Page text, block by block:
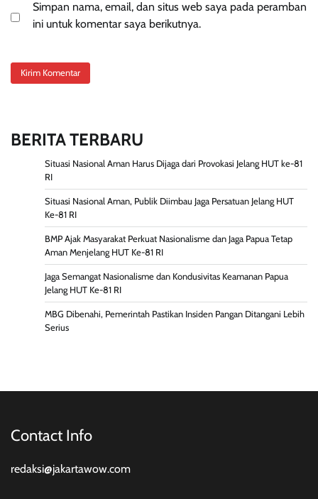
Simpan nama, email, dan situs web saya pada peramban
ini untuk komentar saya berikutnya.
BERITA TERBARU
Situasi Nasional Aman Harus Dijaga dari Provokasi Jelang HUT ke-81
RI
Situasi Nasional Aman, Publik Diimbau Jaga Persatuan Jelang HUT
Ke-81 RI
BMP Ajak Masyarakat Perkuat Nasionalisme dan Jaga Papua Tetap
Aman Menjelang HUT Ke-81 RI
Jaga Semangat Nasionalisme dan Kondusivitas Keamanan Papua
Jelang HUT Ke-81 RI
MBG Dibenahi, Pemerintah Pastikan Insiden Pangan Ditangani Lebih
Serius
Contact Info
redaksi@jakartawow.com